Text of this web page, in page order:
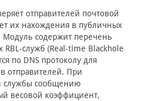
отправителей почтовой
их нахождения в публичных
Модуль содержит перечень
RBL-служб (Real-time Blackhole
по DNS протоколу для
отправителей. При
службы сообщению
весовой коэффициент,